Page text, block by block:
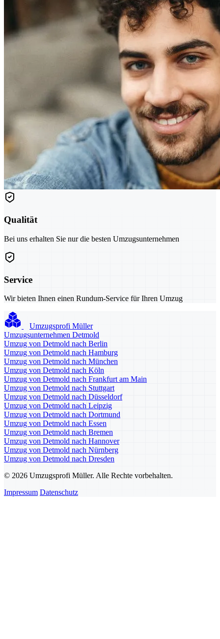
Qualität
Bei uns erhalten Sie nur die besten Umzugsunternehmen
Service
Wir bieten Ihnen einen Rundum-Service für Ihren Umzug
Umzugsprofi Müller
Umzugsunternehmen Detmold
Umzug von Detmold nach Berlin
Umzug von Detmold nach Hamburg
Umzug von Detmold nach München
Umzug von Detmold nach Köln
Umzug von Detmold nach Frankfurt am Main
Umzug von Detmold nach Stuttgart
Umzug von Detmold nach Düsseldorf
Umzug von Detmold nach Leipzig
Umzug von Detmold nach Dortmund
Umzug von Detmold nach Essen
Umzug von Detmold nach Bremen
Umzug von Detmold nach Hannover
Umzug von Detmold nach Nürnberg
Umzug von Detmold nach Dresden
© 2026 Umzugsprofi Müller. Alle Rechte vorbehalten.
Impressum Datenschutz